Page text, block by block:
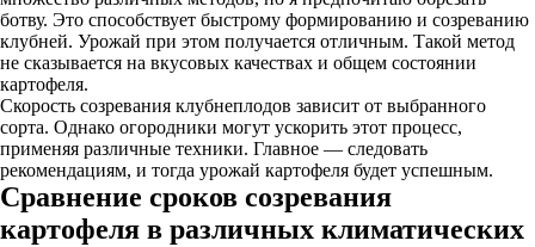
ботву. Это способствует быстрому формированию и созреванию
клубней. Урожай при этом получается отличным. Такой метод
не сказывается на вкусовых качествах и общем состоянии
картофеля.
Скорость созревания клубнеплодов зависит от выбранного
сорта. Однако огородники могут ускорить этот процесс,
применяя различные техники. Главное — следовать
рекомендациям, и тогда урожай картофеля будет успешным.
Сравнение сроков созревания
картофеля в различных климатических